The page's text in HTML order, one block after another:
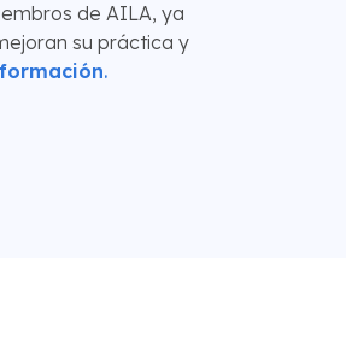
de AILA, ya
su práctica y
.